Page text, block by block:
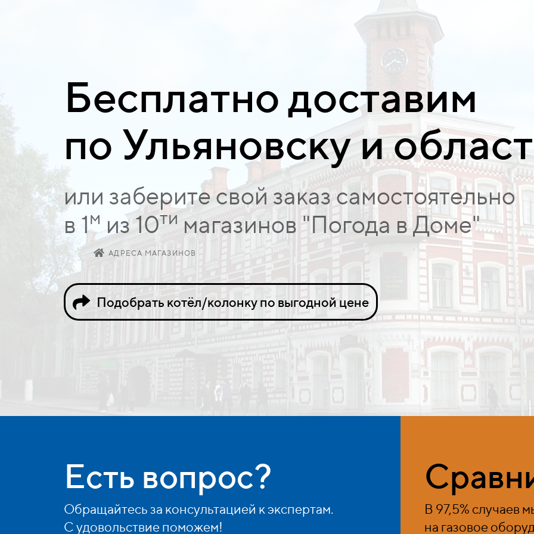
Бесплатно доставим
по Ульяновску и
или заберите свой заказ самостоятельно
в 1м из 10ти магазинов "Погода в Доме"
АДРЕСА МАГАЗИНОВ
Подобрать котёл/колонку по выгодной цене
Есть вопрос?
Обращайтесь за консультацией к экспертам.
С удовольствие поможем!
В 97,5% случаев
на газовое